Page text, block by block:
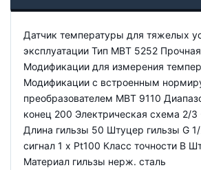
Датчик температуры для тяжелых
эксплуатации Тип MBT 5252
Модификации для измерения
Модификации с встроенным
преобразователем MBT 9110
конец 200 Электрическая схема 2/3
Длина гильзы 50 Штуцер гильзы G
сигнал 1 x Pt100 Класс точности B
Материал гильзы нерж. сталь